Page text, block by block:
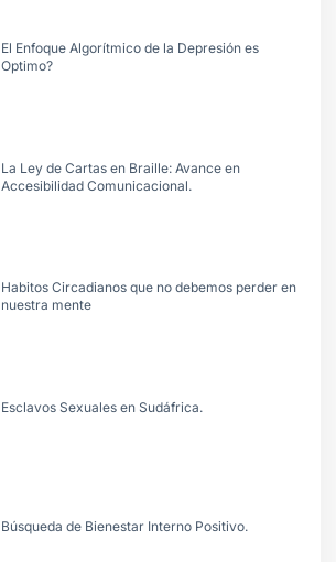
El Enfoque Algorítmico de la Depresión es
Optimo?
La Ley de Cartas en Braille: Avance en
Accesibilidad Comunicacional.
Habitos Circadianos que no debemos perder en
nuestra mente
Esclavos Sexuales en Sudáfrica.
Búsqueda de Bienestar Interno Positivo.